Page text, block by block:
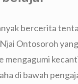
bercerita
Ontosoroh
di bawah